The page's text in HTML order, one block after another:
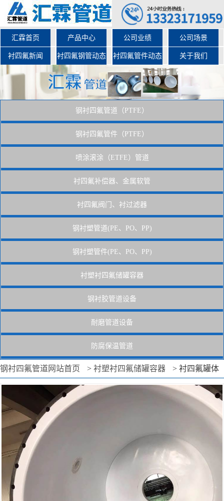
汇霖首页 产品中心 公司业绩 公司场景
衬四氟新闻 衬四氟钢管动态 衬四氟管件动态 关于我们
钢衬四氟管道（PTFE）
钢衬四氟管件（PTFE）
喷涂滚涂（ETFE）管道
衬四氟补偿器、金属软管
衬四氟阀门、衬过滤器
钢衬塑管道(PE、PO、PP)
钢衬塑管件(PE、PO、PP)
衬塑衬四氟储罐容器
钢衬胶管道设备
耐磨管道设备
防腐保温管道
钢衬四氟管道网站首页 > 衬塑衬四氟储罐容器 > 衬四氟罐体